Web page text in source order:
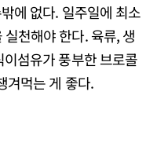
에 없다. 일주일에 최소
천해야 한다. 육류, 생
섬유가 풍부한 브로콜
겨먹는 게 좋다.